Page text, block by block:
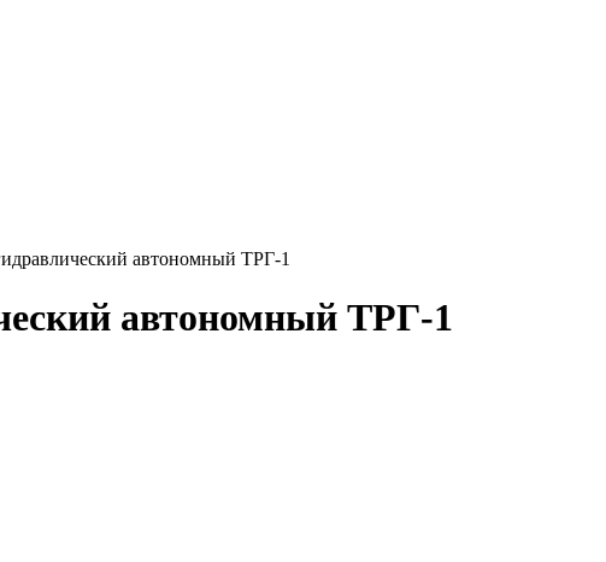
автономный ТРГ-1
автономный ТРГ-1